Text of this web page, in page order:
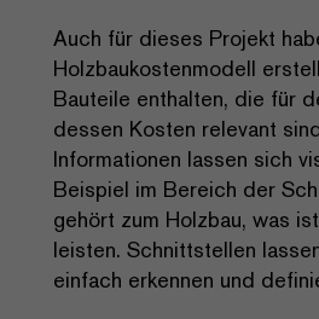
Auch für dieses Projekt
Holzbaukostenmodell
Bauteile enthalten, die für
dessen Kosten relevant
Informationen lassen sich
Beispiel im Bereich der
gehört zum Holzbau, was
leisten. Schnittstellen
einfach erkennen und